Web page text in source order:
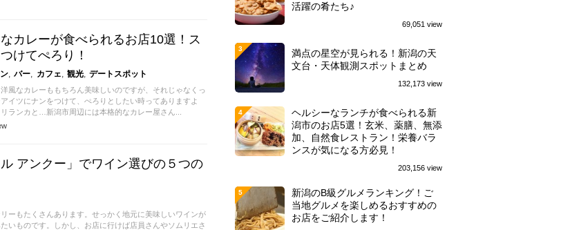
カレーが食べられるお店10選！ス
けてぺろり！
バー カフェ 観光 デートスポット
風なカレーももちろん美味しいのですが、それじゃなくっ
イツにナンをつけて、ぺろりとしたい時ってありますよ
ランカと…新潟市周辺には本格的なカレー屋さん...
アンクー」でワイン選びの５つの
ーもたくさんあります。せっかく地元に美味しいワインが
いものです。しかし、お店に行けば店員さんやソムリエさ
活躍の肴たち♪
69,051 view
満点の星空が見られる！新潟の天
文台・天体観測スポットまとめ
132,173 view
ヘルシーなランチが食べられる新
潟市のお店5選！玄米、薬膳、無添
加、自然食レストラン！栄養バラ
ンスが気になる方必見！
203,156 view
新潟のB級グルメランキング！ご
当地グルメを楽しめるおすすめの
お店をご紹介します！